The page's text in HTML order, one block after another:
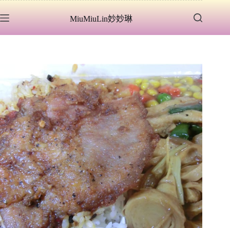
至
MiuMiuLin妙妙琳